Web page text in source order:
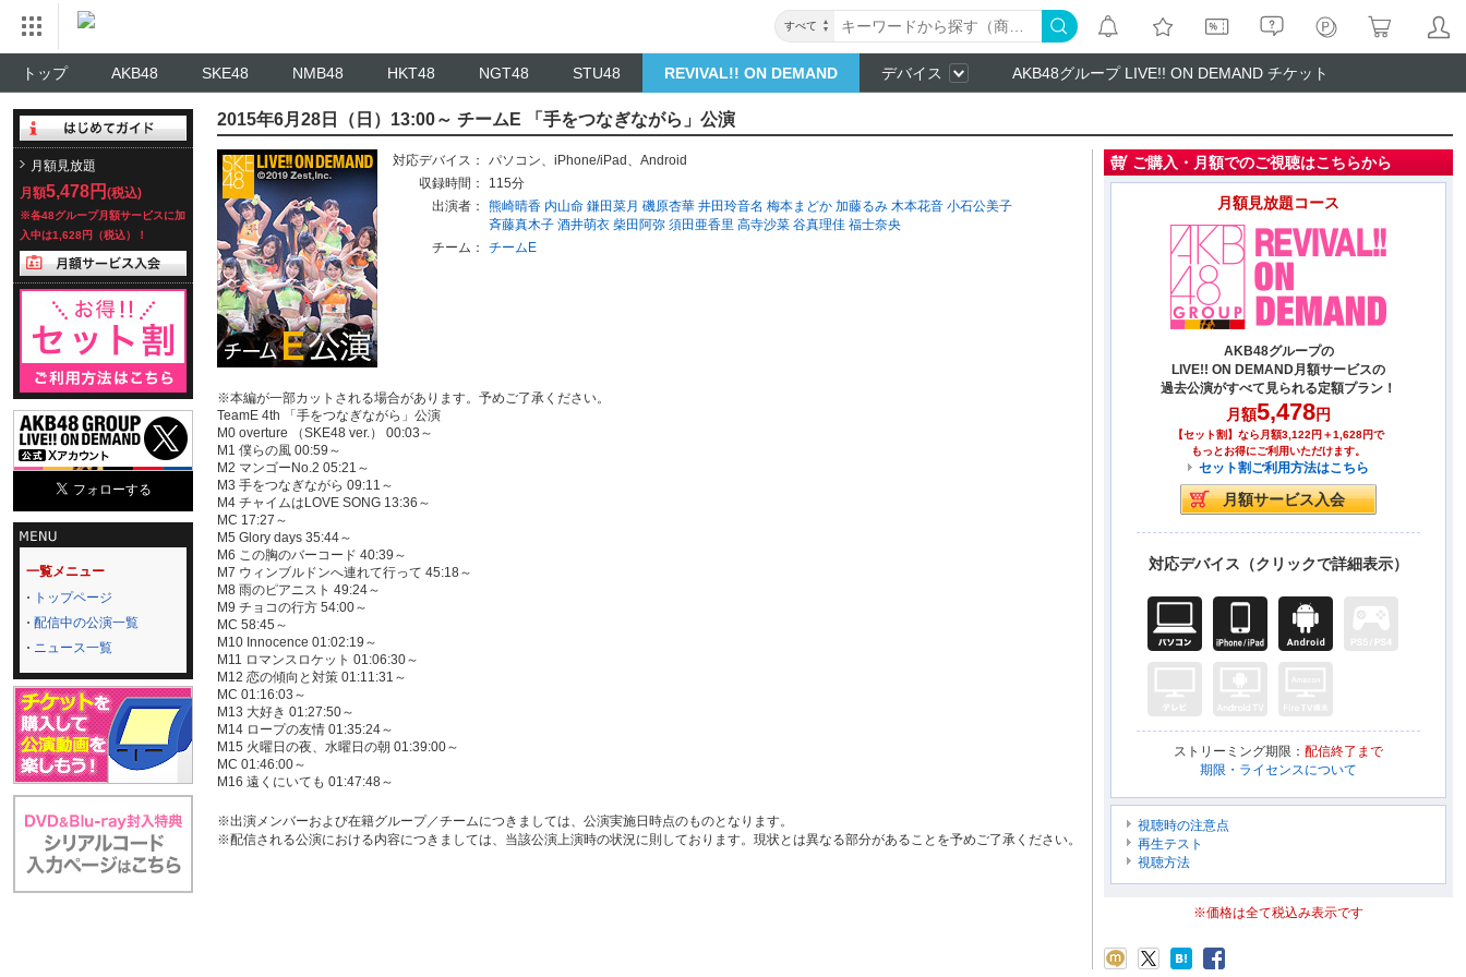
すべて
トップ AKB48 SKE48 NMB48 HKT48 NGT48 STU48 REVIVAL!! ON DEMAND デバイス AKB48グループ LIVE!! ON DEMAND チケット
月額見放題
月額5,478円 (税込)
※各48グループ月額サービスに加
入中は1,628円（税込）！
一覧メニュー
トップページ
配信中の公演一覧
ニュース一覧
2015年6月28日（日）13:00～ チームE 「手をつなぎながら」公演
対応デバイス： パソコン、 iPhone/iPad 、 Android
収録時間：
115分
出演者：
熊崎晴香 内山命 鎌田菜月 磯原杏華 井田玲音名 梅本まどか 加藤るみ 木本花音 小石公美子
斉藤真木子 酒井萌衣 柴田阿弥 須田亜香里 高寺沙菜 谷真理佳 福士奈央
チーム：
チームE
※本編が一部カットされる場合があります。予めご了承ください。
TeamE 4th 「手をつなぎながら」公演
M0 overture （SKE48 ver.） 00:03～
M1 僕らの風 00:59～
M2 マンゴーNo.2 05:21～
M3 手をつなぎながら 09:11～
M4 チャイムはLOVE SONG 13:36～
MC 17:27～
M5 Glory days 35:44～
M6 この胸のバーコード 40:39～
M7 ウィンブルドンへ連れて行って 45:18～
M8 雨のピアニスト 49:24～
M9 チョコの行方 54:00～
MC 58:45～
M10 Innocence 01:02:19～
M11 ロマンスロケット 01:06:30～
M12 恋の傾向と対策 01:11:31～
MC 01:16:03～
M13 大好き 01:27:50～
M14 ロープの友情 01:35:24～
M15 火曜日の夜、水曜日の朝 01:39:00～
MC 01:46:00～
M16 遠くにいても 01:47:48～
※出演メンバーおよび在籍グループ／チームにつきましては、公演実施日時点のものとなります。
※配信される公演における内容につきましては、当該公演上演時の状況に則しております。現状とは異なる部分があることを予めご了承ください。
ご購入・月額でのご視聴はこちらから
月額見放題コース
AKB48グループの
LIVE!! ON DEMAND月額サービスの
過去公演がすべて見られる定額プラン！
月額5,478円
【セット割】なら月額3,122円＋1,628円で
もっとお得にご利用いただけます。
セット割ご利用方法はこちら
対応デバイス（クリックで詳細表示）
ストリーミング期限： 配信終了まで
期限・ライセンスについて
視聴時の注意点
再生テスト
視聴方法
※価格は全て税込み表示です